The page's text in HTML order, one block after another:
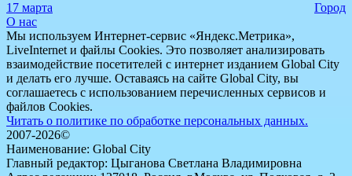
17 марта
Город
О нас
Мы используем Интернет-сервис «Яндекс.Метрика»,
LiveInternet и файлы Cookies. Это позволяет анализировать
взаимодействие посетителей с интернет изданием Global City
и делать его лучше. Оставаясь на сайте Global City, вы
соглашаетесь с использованием перечисленных сервисов и
файлов Cookies.
Читать о политике по обработке персональных данных.
2007-2026©
Наименование: Global City
Главный редактор: Цыганова Светлана Владимировна